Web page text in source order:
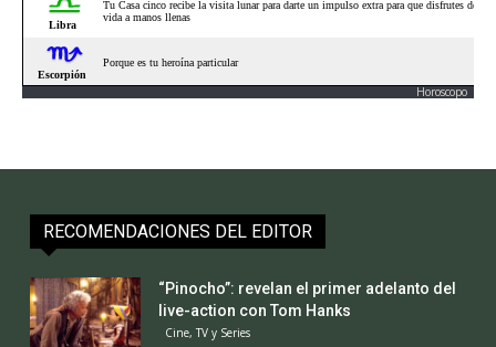
Horoscopo
RECOMENDACIONES DEL EDITOR
“Pinocho”: revelan el primer adelanto del
live-action con Tom Hanks
Cine, TV y Series